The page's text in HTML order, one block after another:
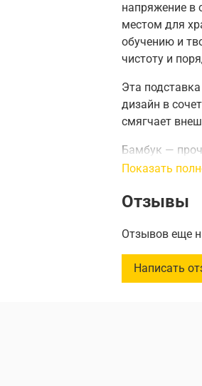
напряжение в
местом для
обучению и
чистоту и
Эта
дизайн в
смягчает
Бамбук —
атмосферу и
Ширина:47
Глубина:26
Показать
Отзывы
Отзывов еще
Написать